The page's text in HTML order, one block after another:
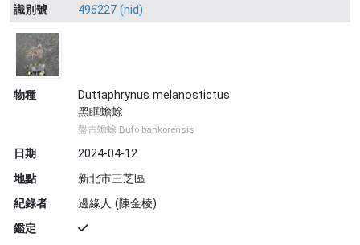
識別號
496227 (nid)
物種
Duttaphrynus melanostictus
黑眶蟾蜍
盤古蟾蜍 Bufo bankorensis
日期
2024-04-12
地點
新北市三芝區
紀錄者
邊緣人 (陳金棱)
鑑定